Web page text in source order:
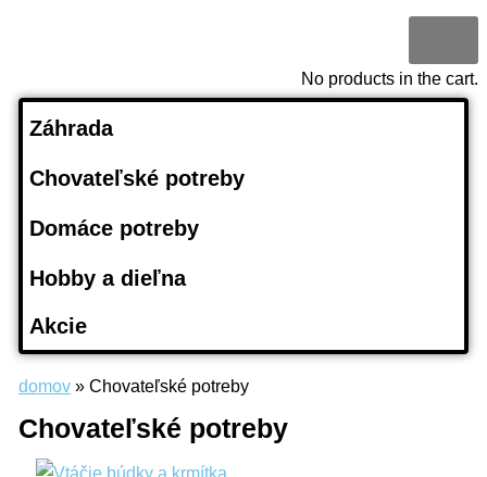
No products in the cart.
Záhrada
Chovateľské potreby
Domáce potreby
Hobby a dieľna
Akcie
domov» Chovateľské potreby
Chovateľské potreby